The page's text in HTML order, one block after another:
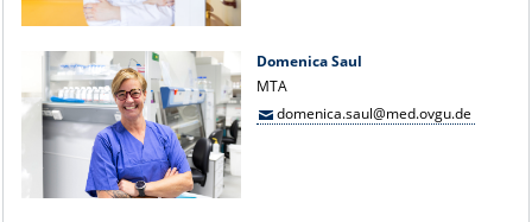
Domenica Saul
MTA
domenica.saul@med.ovgu.de